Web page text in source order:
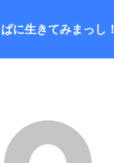
に生きてみまっし！